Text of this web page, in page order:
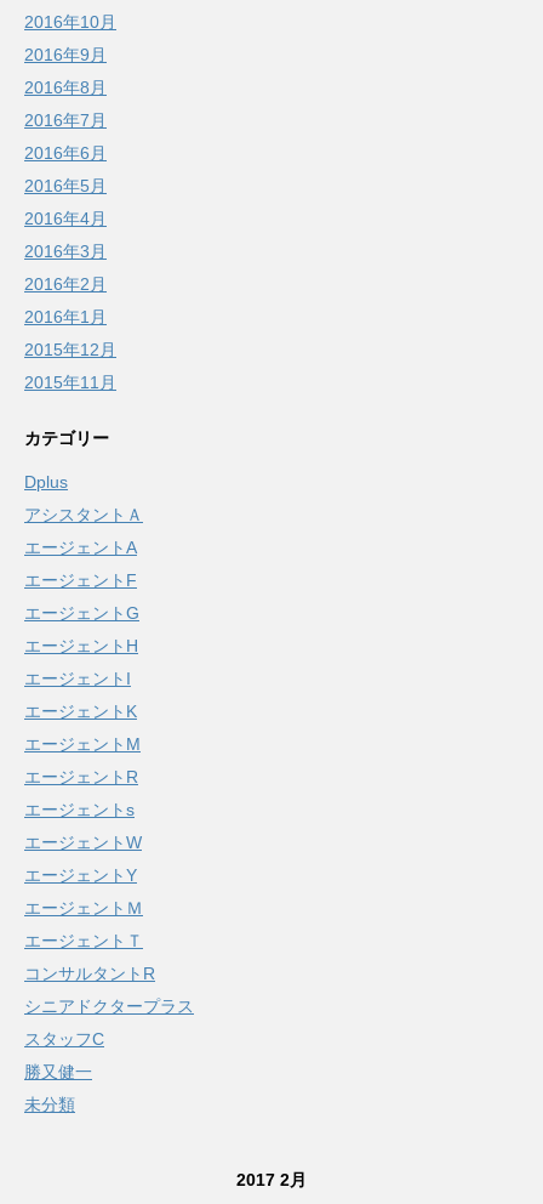
2016年10月
2016年9月
2016年8月
2016年7月
2016年6月
2016年5月
2016年4月
2016年3月
2016年2月
2016年1月
2015年12月
2015年11月
カテゴリー
Dplus
アシスタントＡ
エージェントA
エージェントF
エージェントG
エージェントH
エージェントI
エージェントK
エージェントM
エージェントR
エージェントs
エージェントW
エージェントY
エージェントＭ
エージェントＴ
コンサルタントR
シニアドクタープラス
スタッフC
勝又健一
未分類
2017 2月